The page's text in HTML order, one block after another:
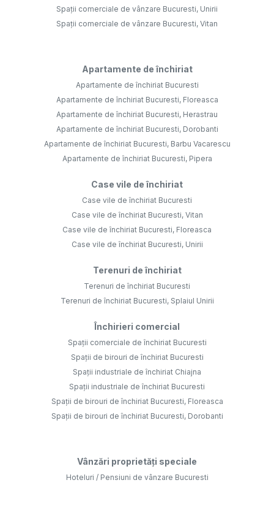
Spații comerciale de vânzare Bucuresti, Unirii
Spații comerciale de vânzare Bucuresti, Vitan
Apartamente de închiriat
Apartamente de închiriat Bucuresti
Apartamente de închiriat Bucuresti, Floreasca
Apartamente de închiriat Bucuresti, Herastrau
Apartamente de închiriat Bucuresti, Dorobanti
Apartamente de închiriat Bucuresti, Barbu Vacarescu
Apartamente de închiriat Bucuresti, Pipera
Case vile de închiriat
Case vile de închiriat Bucuresti
Case vile de închiriat Bucuresti, Vitan
Case vile de închiriat Bucuresti, Floreasca
Case vile de închiriat Bucuresti, Unirii
Terenuri de închiriat
Terenuri de închiriat Bucuresti
Terenuri de închiriat Bucuresti, Splaiul Unirii
Închirieri comercial
Spații comerciale de închiriat Bucuresti
Spații de birouri de închiriat Bucuresti
Spații industriale de închiriat Chiajna
Spații industriale de închiriat Bucuresti
Spații de birouri de închiriat Bucuresti, Floreasca
Spații de birouri de închiriat Bucuresti, Dorobanti
Vânzări proprietăți speciale
Hoteluri / Pensiuni de vânzare Bucuresti